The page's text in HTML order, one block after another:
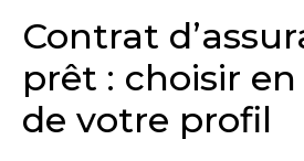
Contrat
prêt : choisir
de votre profil